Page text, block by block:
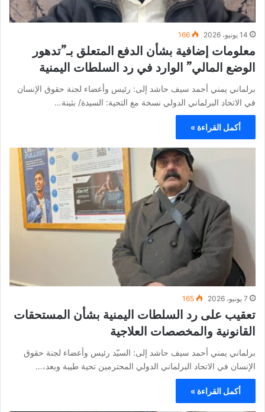
14 يونيو، 2026 166
معلومات إضافية بشأن الدفع المتعلق بـ”تدهور
الوضع المالي” الوارد في رد السلطات اليمنية
برلماني يمني أحمد سيف حاشد إلى: رئيس وأعضاء لجنة حقوق الإنسان
في الاتحاد البرلماني الدولي نسخة مع التحية: السيدة/ بثينة…
أكمل القراءة »
7 يونيو، 2026 165
تعقيب على رد السلطات اليمنية بشأن المستحقات
القانونية والمخصصات العلاجية
برلماني يمني أحمد سيف حاشد إلى: السيّد رئيس وأعضاء لجنة حقوق
الإنسان في الاتحاد البرلماني الدولي المحترمين تحية طيبة وبعد،…
أكمل القراءة »